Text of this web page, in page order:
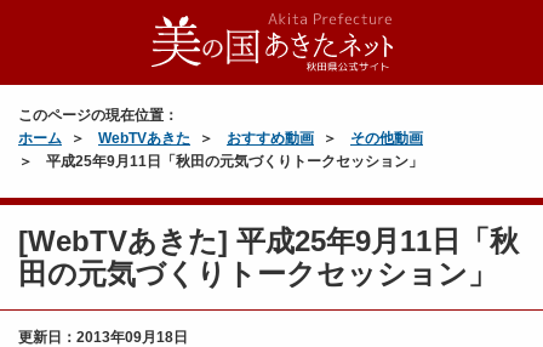
このページの現在位置：
ホーム
WebTVあきた おすすめ動画
その他動画
平成25年9月11日「秋田の元気づくりトークセッション」
[WebTVあきた] 平成25年9月11日「秋
田の元気づくりトークセッション」
更新日： 2013年09月18日